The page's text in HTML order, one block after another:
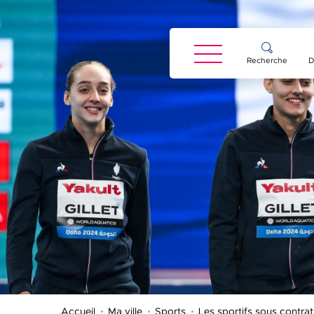
Recherche
Accueil Ma ville Sports Les sportifs sous